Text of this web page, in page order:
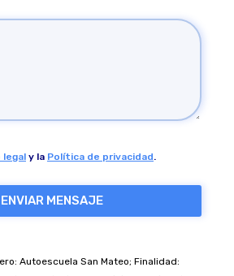
legal y la Política de privacidad.
Autoescuela San Mateo; Finalidad: